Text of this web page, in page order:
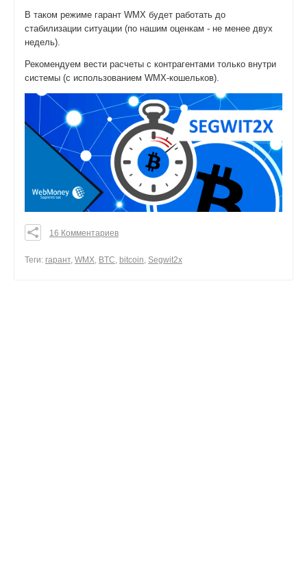
В таком режиме гарант WMX будет работать до
стабилизации ситуации (по нашим оценкам - не менее двух
недель).
Рекомендуем вести расчеты с контрагентами только внутри
системы (с использованием WMX-кошельков).
0
16 Комментариев
Теги: гарант, WMX, BTC, bitcoin, Segwit2x